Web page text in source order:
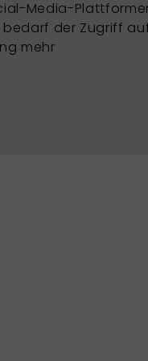
Media-
bedarf der Zugriff
mehr